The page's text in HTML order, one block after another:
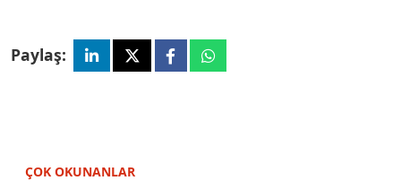
Paylaş:
ÇOK OKUNANLAR